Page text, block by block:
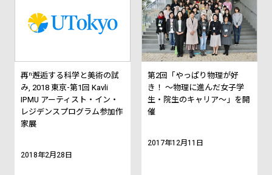
再n邂逅する科学と美術の試
み, 2018 東京-第1回 Kavli
IPMU アーティスト・イン・
レジデンスプログラム参加作
家展
2018年2月28日
第2回「やっぱり物理が好
き！ ～物理に進んだ女子学
生・院生のキャリア～」を開
催
2017年12月11日